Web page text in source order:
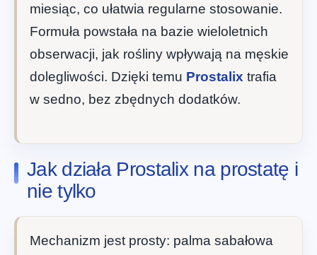
miesiąc, co ułatwia regularne stosowanie.
Formuła powstała na bazie wieloletnich
obserwacji, jak rośliny wpływają na męskie
dolegliwości. Dzięki temu Prostalix trafia
w sedno, bez zbędnych dodatków.
Jak działa Prostalix na prostatę i
nie tylko
Mechanizm jest prosty: palma sabałowa